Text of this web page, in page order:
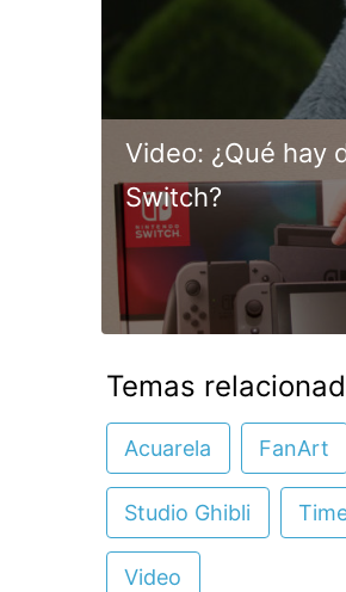
Video: ¿Qué hay
Switch?
Temas
Acuarela FanArt
Studio Ghibli
Video